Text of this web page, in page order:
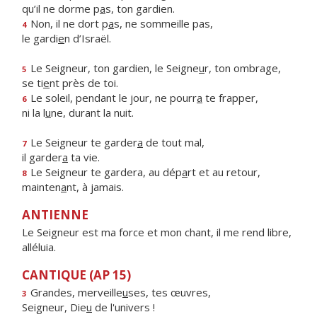
qu’il ne dorme pas, ton gardien.
4 Non, il ne dort pas, ne sommeille pas,
le gardien d’Israël.
5 Le Seigneur, ton gardien, le Seigneur, ton ombrage,
se tient près de toi.
6 Le soleil, pendant le jour, ne pourra te frapper,
ni la lune, durant la nuit.
7 Le Seigneur te gardera de tout mal,
il gardera ta vie.
8 Le Seigneur te gardera, au départ et au retour,
maintenant, à jamais.
ANTIENNE
Le Seigneur est ma force et mon chant, il me rend libre,
alléluia.
CANTIQUE (AP 15)
3 Grandes, merveilleuses, tes œuvres,
Seigneur, Dieu de l'univers !